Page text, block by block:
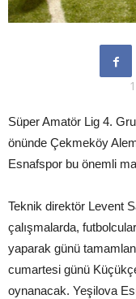
Süper Amatör Lig 4.
önünde Çekmeköy
Esnafspor bu önemli
Teknik direktör Levent
çalışmalarda,
yaparak günü
cumartesi günü
oynanacak. Yeşilova